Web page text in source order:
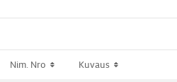
Nim. Nro Kuvaus
Nim. Nro Kuvaus